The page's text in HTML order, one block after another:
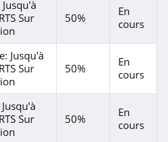
Jusqu'à
Sur
50%
En
cours
Jusqu'à
Sur
50%
En
cours
Sur
50%
En
cours